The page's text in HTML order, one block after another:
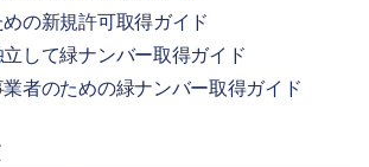
の新規許可取得ガイド
立して緑ナンバー取得ガイド
者のための緑ナンバー取得ガイド